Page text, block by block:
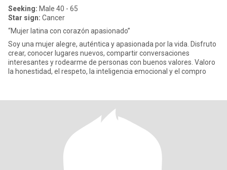
Seeking: Male 40 - 65
Star sign: Cancer
“Mujer latina con corazón apasionado”
Soy una mujer alegre, auténtica y apasionada por la vida. Disfruto
crear, conocer lugares nuevos, compartir conversaciones
interesantes y rodearme de personas con buenos valores. Valoro
la honestidad, el respeto, la inteligencia emocional y el compro